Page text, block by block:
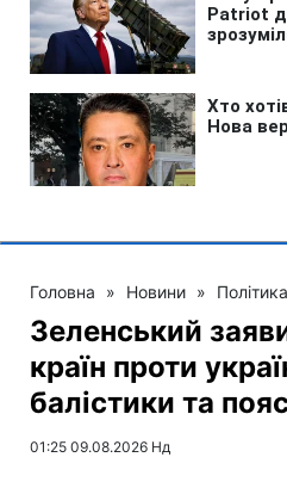
Головна » Новини » Політика
Зеленський
країн проти
балістики та
01:25 09.08.2026 Нд